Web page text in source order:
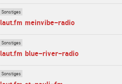
Sonstiges
laut.fm meinvibe-radio
Sonstiges
laut.fm blue-river-radio
Sonstiges